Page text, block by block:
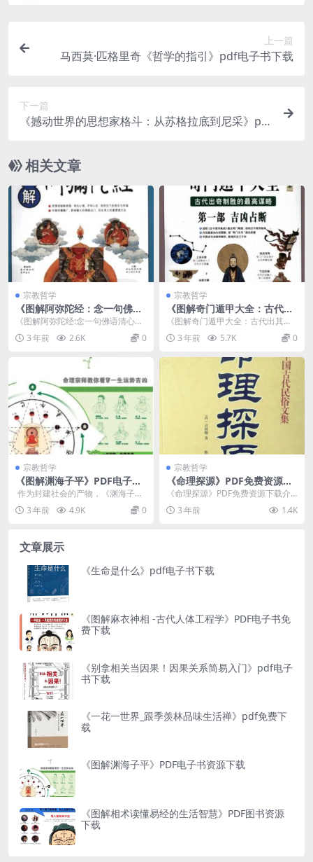
上一篇
马西莫·匹格里奇《哲学的指引》pdf电子书下载
下一篇
《撼动世界的思想家格斗：从苏格拉底到尼采》pdf
相关文章
宗教哲学
《图解阿弥陀经：念一句佛语
清心解忧》PDF电子书下载
《图解阿弥陀经:念一句佛语清心解
忧(超值白金版)》摘录：为何念“阿
弥陀佛”是摆脱...
3 年前 2.6K 0
宗教哲学
《图解奇门遁甲大全：古代出
奇制胜的最高谋略》PDF免费
下载
《图解奇门遁甲大全：古代出其不
意的最高策略》PDF免费下载介绍
内容简介 《...
3 年前 5.7K 0
宗教哲学
《图解渊海子平》PDF电子书
资源下载
作为封建社会的产物，《渊海子
平》中也必然存在糟粕，比如官本
位、官为贵民为贱、男...
3 年前 4.9K 0
宗教哲学
《命理探源》PDF免费资源下
载
《命理探源》PDF免费资源下载介
绍 内容介绍 《命理探源》是由袁
树...3 年前 1.4K
文章展示
《生命是什么》pdf电子书下载
《图解麻衣神相 -古代人体工程学》PDF电子书免
费下载
《别拿相关当因果！因果关系简易入门》pdf电子
书下载
《一花一世界_跟季羡林品味生活禅》pdf免费下
载
《图解渊海子平》PDF电子书资源下载
《图解相术读懂易经的生活智慧》PDF图书资源
下载